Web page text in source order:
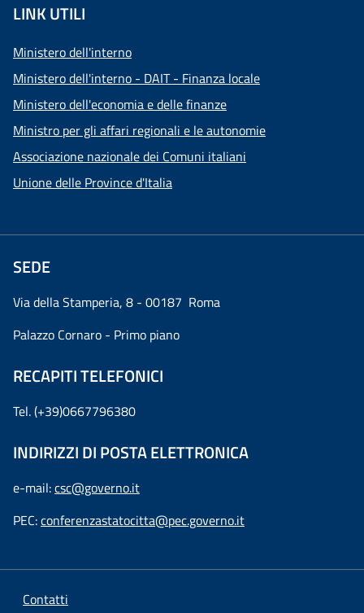
LINK UTILI
Ministero dell'interno
Ministero dell'interno - DAIT - Finanza locale
Ministero dell'economia e delle finanze
Ministro per gli affari regionali e le autonomie
Associazione nazionale dei Comuni italiani
Unione delle Province d'Italia
SEDE
Via della Stamperia, 8 - 00187 Roma
Palazzo Cornaro - Primo piano
RECAPITI TELEFONICI
Tel. (+39)0667796380
INDIRIZZI DI POSTA ELETTRONICA
e-mail:csc@governo.it
PEC:conferenzastatocitta@pec.governo.it
Contatti